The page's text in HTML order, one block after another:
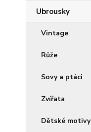
Ubrousky
Vintage
Růže
Sovy a ptáci
Zvířata
Dětské motivy